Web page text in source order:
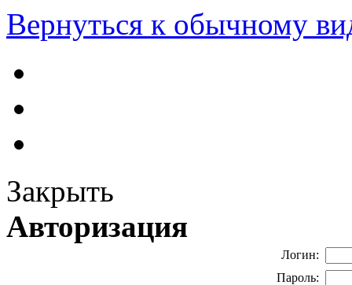
Вернуться к обычному
Закрыть
Авторизация
Логин:
Пароль: